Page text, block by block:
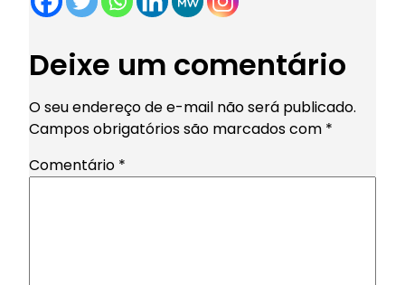
Deixe um comentário
O seu endereço de e-mail não será publicado.
Campos obrigatórios são marcados com *
Comentário *